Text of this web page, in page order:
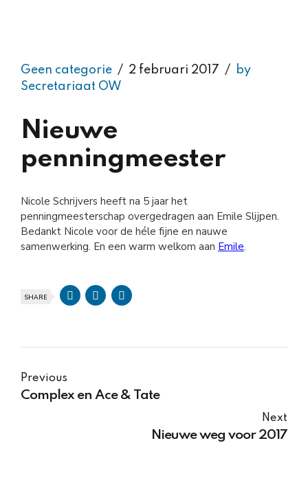
Geen categorie 2 februari 2017
by
Secretariaat OW
Nieuwe
penningmeester
Nicole Schrijvers heeft na 5 jaar het
penningmeesterschap overgedragen aan Emile Slijpen.
Bedankt Nicole voor de héle fijne en nauwe
samenwerking. En een warm welkom aan Emile.
SHARE
Previous
Complex en Ace & Tate
Next
Nieuwe weg voor 2017